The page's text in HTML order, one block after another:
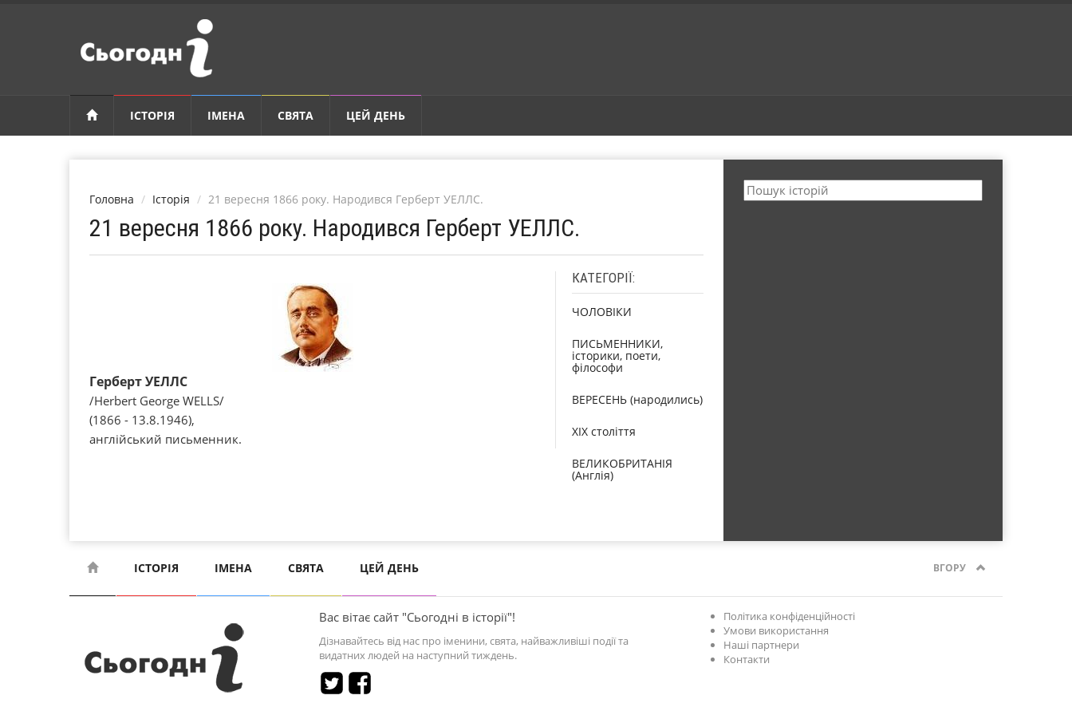
ІСТОРІЯ ІМЕНА СВЯТА ЦЕЙ ДЕНЬ
Головна Історія 21 вересня 1866 року. Народився Герберт УЕЛЛС.
21 вересня 1866 року. Народився Герберт УЕЛЛС.
Герберт УЕЛЛС
/Herbert George WELLS/
(1866 - 13.8.1946),
англійський письменник.
КАТЕГОРІЇ:
ЧОЛОВІКИ
ПИСЬМЕННИКИ,
історики, поети,
філософи
ВЕРЕСЕНЬ (народились)
XIX століття
ВЕЛИКОБРИТАНІЯ
(Англія)
ІСТОРІЯ ІМЕНА СВЯТА ЦЕЙ ДЕНЬ ВГОРУ
Вас вітає сайт "Сьогодні в історії"!
Дізнавайтесь від нас про іменини, свята, найважливіші події та
видатних людей на наступний тиждень.
Політика конфіденційності
Умови використання
Наші партнери
Контакти